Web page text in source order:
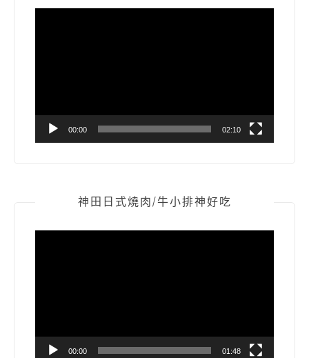
00:00 02:10
神田日式燒肉/牛小排神好吃
00:00 01:48